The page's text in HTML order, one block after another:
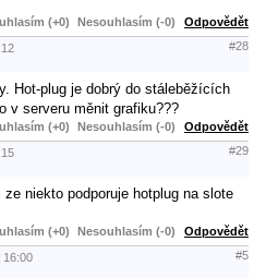
(+0) Nesouhlasím (-0) Odpovědět
#28
Hot-plug je dobrý do stáleběžících
v serveru měnit grafiku???
(+0) Nesouhlasím (-0) Odpovědět
#29
niekto podporuje hotplug na slote
(+0) Nesouhlasím (-0) Odpovědět
16:00 #5